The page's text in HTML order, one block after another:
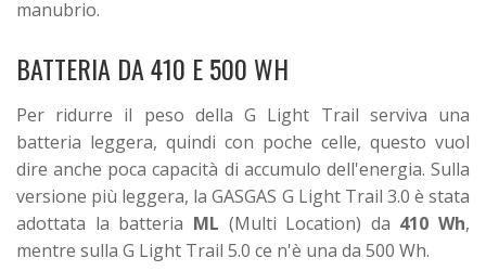
manubrio.
BATTERIA DA 410 E 500 WH
Per ridurre il peso della G Light Trail serviva una
batteria leggera, quindi con poche celle, questo vuol
dire anche poca capacità di accumulo dell'energia. Sulla
versione più leggera, la GASGAS G Light Trail 3.0 è stata
adottata la batteria ML (Multi Location) da 410 Wh,
mentre sulla G Light Trail 5.0 ce n'è una da 500 Wh.